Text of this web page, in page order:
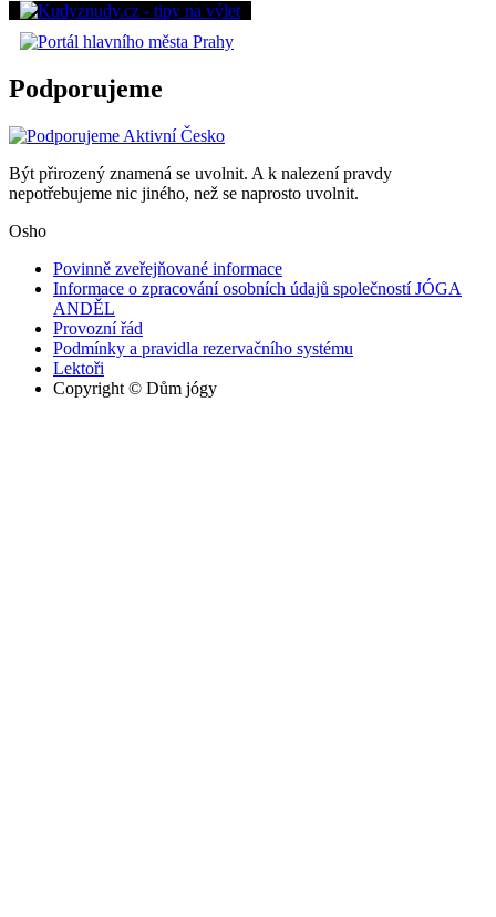
Podporujeme
Být přirozený znamená se uvolnit. A k nalezení pravdy
nepotřebujeme nic jiného, než se naprosto uvolnit.
Osho
Povinně zveřejňované informace
Informace o zpracování osobních údajů společností JÓGA
ANDĚL
Provozní řád
Podmínky a pravidla rezervačního systému
Lektoři
Copyright © Dům jógy